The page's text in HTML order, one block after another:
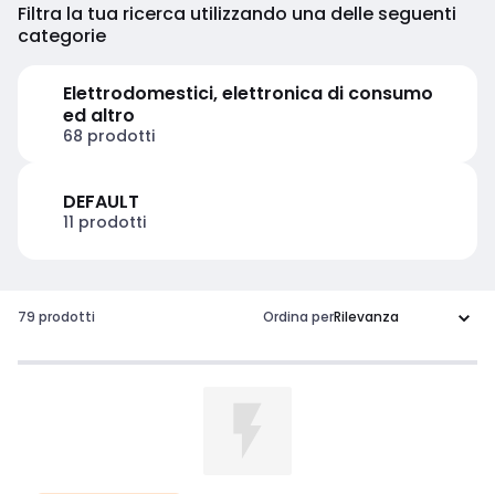
Filtra la tua ricerca utilizzando una delle seguenti
categorie
Elettrodomestici, elettronica di consumo
ed altro
68 prodotti
DEFAULT
11 prodotti
79 prodotti Ordina per